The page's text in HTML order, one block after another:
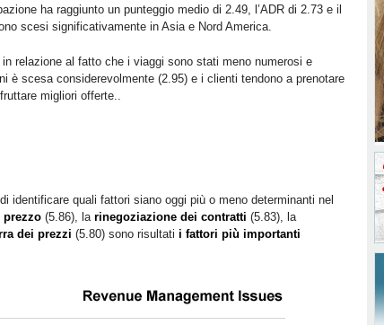
ha raggiunto un punteggio medio di 2.49, l’ADR di 2.73 e il
scesi significativamente in Asia e Nord America.
relazione al fatto che i viaggi sono stati meno numerosi e
è scesa considerevolmente (2.95) e i clienti tendono a prenotare
migliori offerte..
identificare quali fattori siano oggi più o meno determinanti nel
prezzo (5.86), la rinegoziazione dei contratti (5.83), la
dei prezzi (5.80) sono risultati i fattori più importanti